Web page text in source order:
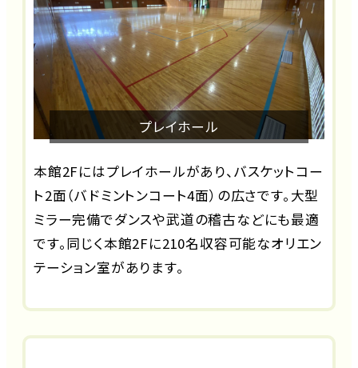
プレイホール
本館2Fにはプレイホールがあり、バスケットコー
ト2面（バドミントンコート4面）の広さです。大型
ミラー完備でダンスや武道の稽古などにも最適
です。同じく本館2Fに210名収容可能なオリエン
テーション室があります。